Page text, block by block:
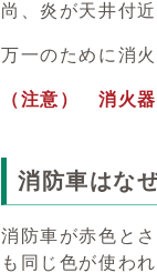
尚、炎が天井付
万一のために消
（注意） 消火
消防車はな
消防車が赤色と
も同じ色が使わ